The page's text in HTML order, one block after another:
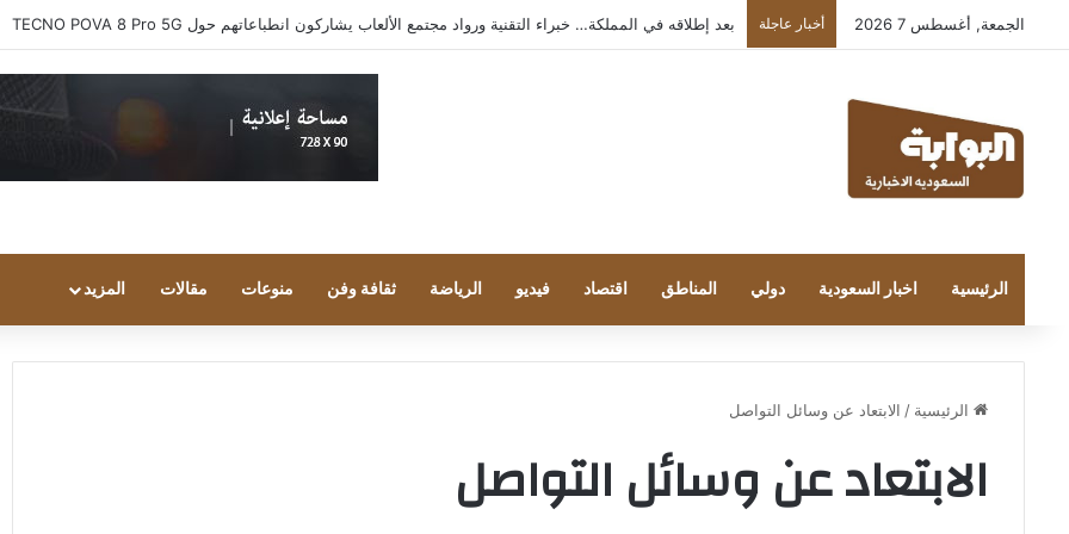
الجمعة, أغسطس 7 2026 أخبار عاجلة بعد إطلاقه في المملكة… خبراء التقنية ورواد مجتمع الألعاب يشاركون انطباعاتهم حول TECNO POVA 8 Pro 5G
الرئيسية اخبار السعودية دولي المناطق اقتصاد فيديو الرياضة ثقافة وفن منوعات مقالات المزيد
الرئيسية / الابتعاد عن وسائل التواصل
الابتعاد عن وسائل التواصل